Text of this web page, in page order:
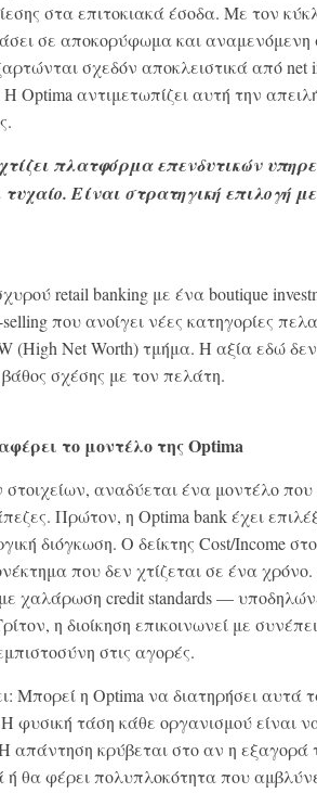
στα επιτοκιακά έσοδα. Με τον
σε αποκορύφωμα και αναμενόμενη
σχεδόν αποκλειστικά από net
Optima αντιμετωπίζει αυτή την
πλατφόρμα επενδυτικών
Είναι στρατηγική επιλογή
retail banking με ένα boutique
που ανοίγει νέες κατηγορίες
(High Net Worth) τμήμα. Η αξία εδώ
σχέσης με τον πελάτη.
το μοντέλο της Optima
αναδύεται ένα μοντέλο που
Πρώτον, η Optima bank έχει
διόγκωση. Ο δείκτης Cost/Income
που δεν χτίζεται σε ένα
χαλάρωση credit standards —
η διοίκηση επικοινωνεί με
στις αγορές.
Μπορεί η Optima να διατηρήσει αυτά
τάση κάθε οργανισμού είναι
απάντηση κρύβεται στο αν η εξαγορά
θα φέρει πολυπλοκότητα που